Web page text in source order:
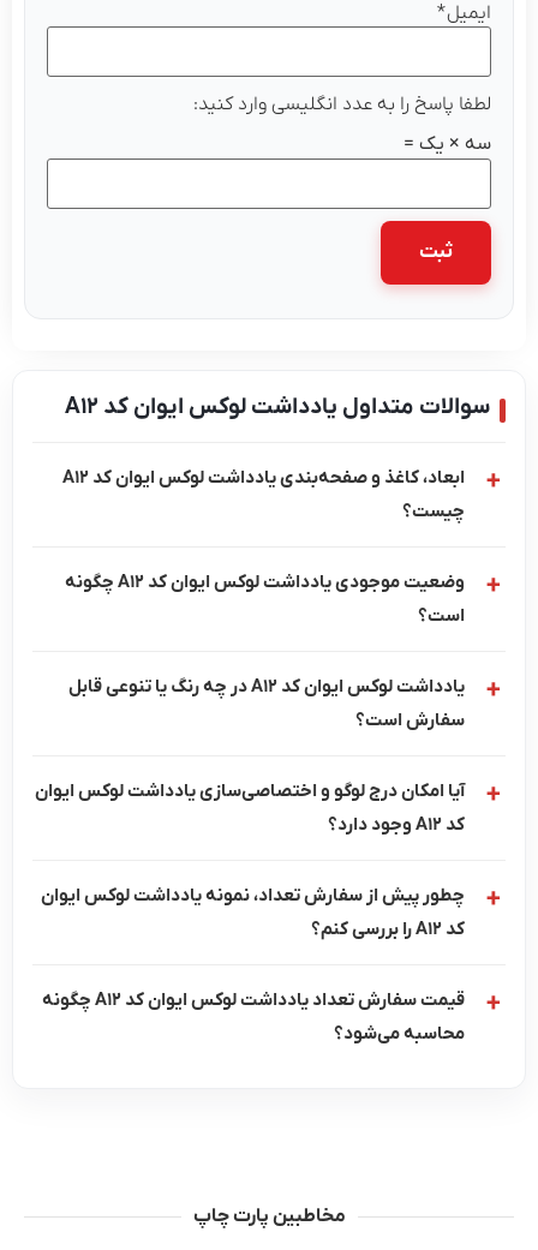
ایمیل*
لطفا پاسخ را به عدد انگلیسی وارد کنید:
سه × یک =
سوالات متداول یادداشت لوکس ایوان کد A12
ابعاد، کاغذ و صفحه‌بندی یادداشت لوکس ایوان کد A12
چیست؟
وضعیت موجودی یادداشت لوکس ایوان کد A12 چگونه
است؟
یادداشت لوکس ایوان کد A12 در چه رنگ یا تنوعی قابل
سفارش است؟
آیا امکان درج لوگو و اختصاصی‌سازی یادداشت لوکس ایوان
کد A12 وجود دارد؟
چطور پیش از سفارش تعداد، نمونه یادداشت لوکس ایوان
کد A12 را بررسی کنم؟
قیمت سفارش تعداد یادداشت لوکس ایوان کد A12 چگونه
محاسبه می‌شود؟
مخاطبین پارت چاپ